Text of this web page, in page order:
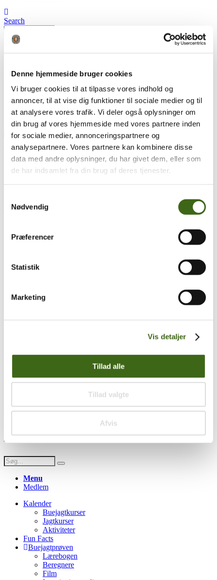
Denne hjemmeside bruger cookies
Vi bruger cookies til at tilpasse vores indhold og
annoncer, til at vise dig funktioner til sociale medier og til
at analysere vores trafik. Vi deler også oplysninger om
din brug af vores hjemmeside med vores partnere inden
for sociale medier, annonceringspartnere og
analysepartnere. Vores partnere kan kombinere disse
data med andre oplysninger, du har givet dem, eller som
de har indsamlet fra din brug af deres tjenester.
Nødvendig
Præferencer
Statistik
Marketing
Vis detaljer
Tillad alle
Tillad valgte
Afvis
Search
Peter Fogh ræv.2 22.12.27
FADB
Peter Fogh ræv.2 22.12.27
Træk og slip
Foreningen af Danske Buejægere (FADB)
Bygaden 43, Torrild
CVR: 37544906
Populære sider
Lokalforeninger
Uddannelsesmateriale
Handelsbetingelser
Facebook Instagram
Youtube
HDsign.dk
Menu
Medlem
Kalender
Buejagtkurser
Jagtkurser
Aktiviteter
Fun Facts
Buejagtprøven
Lærebogen
Beregnere
Film